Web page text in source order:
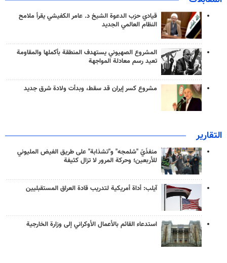
قيادي حزب الدعوة الشيخ د. عامر الكفيشي يقرأ ملامح
النظام العالمي الجديد
المشروع الصهيوني يستهدف المنطقة بأكملها والمقاومة
تعيد رسم معادلة المواجهة
مشروع كسر إيران قد سقط، وبدأت ولادة شرق جديد
التقارير
منفذَيّ "شلمجه" و"تشذابة" على طريق الفيض المليوني
للأربعين؛ وحركة المرور لا تزال كثيفة
آيلب: أداة أمريكية لتدريب قادة العراق المستقبليين
استدعاء القائم بالأعمال الأوكراني إلى وزارة الخارجية